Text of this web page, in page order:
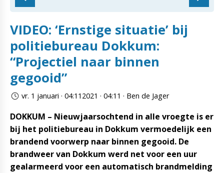
VIDEO: ‘Ernstige situatie’ bij
politiebureau Dokkum:
“Projectiel naar binnen
gegooid”
vr. 1 januari · 04:112021 · 04:11 · Ben de Jager
DOKKUM – Nieuwjaarsochtend in alle vroegte is er
bij het politiebureau in Dokkum vermoedelijk een
brandend voorwerp naar binnen gegooid. De
brandweer van Dokkum werd net voor een uur
gealarmeerd voor een automatisch brandmelding